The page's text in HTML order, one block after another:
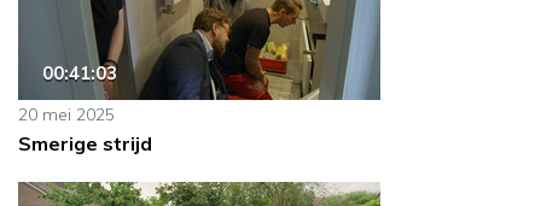
00:41:03
20 mei 2025
Smerige strijd